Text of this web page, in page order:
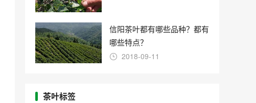
信阳茶叶都有哪些品种？都有
哪些特点？
2018-09-11
茶叶标签